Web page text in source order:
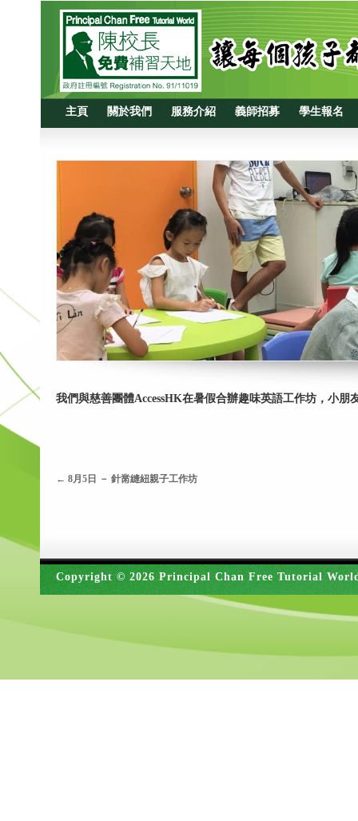
主頁 關於我們 服務介紹 義師招募 學生報名
我們與慈善團體AccessHK在暑假合辦趣味英語工作坊，小
← 8月5日 － 針黹縫紐親子工作坊
Copyright © 2026 Principal Chan Free Tutorial